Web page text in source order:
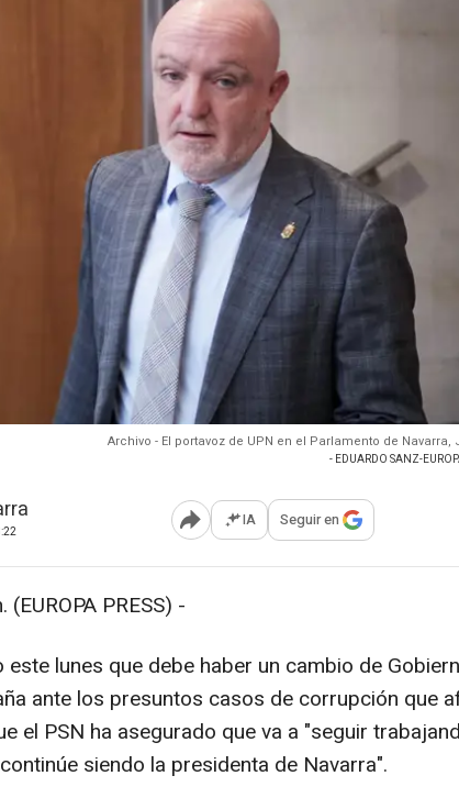
Archivo - El portavoz de UPN en el Parlamento de Navarra,
- EDUARDO SANZ-
Abrir opciones para compartir
IA Seguir en
PRESS) -
este lunes que debe haber un cambio de
ante los presuntos casos de corrupción que
el PSN ha asegurado que va a "seguir
siendo la presidenta de Navarra".